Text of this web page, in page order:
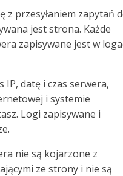
z przesyłaniem zapytań
jest strona. Każde
zapisywane jest w
IP, datę i czas serwera,
i systemie
Logi zapisywane i
nie są kojarzone z
ze strony i nie są